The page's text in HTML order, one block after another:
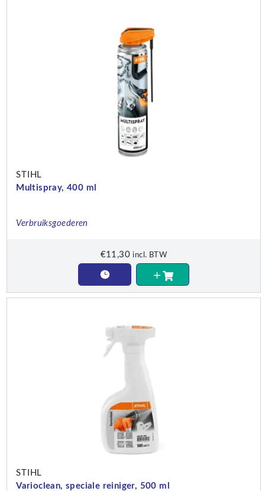
STIHL
Multispray, 400 ml
Verbruiksgoederen
€11,30 incl. BTW
STIHL
Varioclean, speciale reiniger, 500 ml